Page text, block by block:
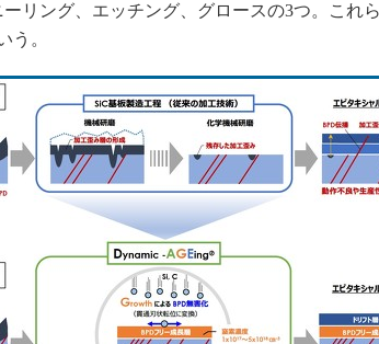
リング、エッチング、グロースの3つ。これ
う。